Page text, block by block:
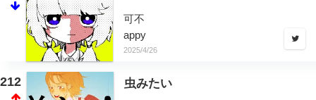
可不
appy
2025/4/26
212 虫みたい